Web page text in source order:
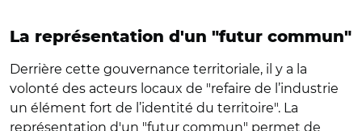
La représentation d'un "futur commun"
Derrière cette gouvernance territoriale, il y a la
volonté des acteurs locaux de "refaire de l’industrie
un élément fort de l’identité du territoire". La
représentation d'un "futur commun" permet de